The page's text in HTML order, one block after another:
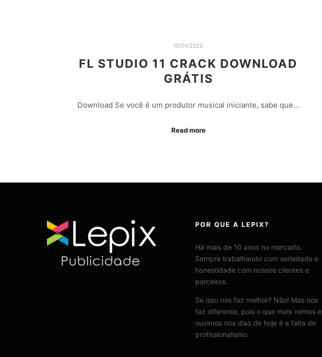
10/01/2025
FL STUDIO 11 CRACK DOWNLOAD
GRÁTIS
Download Se você é um produtor musical iniciante, sabe que…
Read more
POR QUE A LEPIX?
Há mais de 10 anos no mercado.
Sempre trabalhando com seriedade e
honestidade com nossos clientes e
parceiros.
Se isso nos faz melhor? Não! Mas nos
faz diferente, pois o que mais vemos e
ouvimos nos dias de hoje é a falta de
profissionalismo.